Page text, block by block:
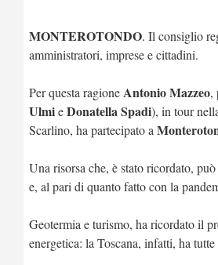
MONTEROTONDO. Il consiglio
amministratori, imprese e cittadini.
Per questa ragioneAntonio Mazzeo,
UlmieDonatella Spadi), in tour
Scarlino, ha partecipato a
Una risorsa che, è stato ricordato,
e, al pari di quanto fatto con la
Geotermia e turismo, ha ricordato il
energetica: la Toscana, infatti, ha